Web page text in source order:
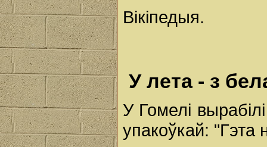
Вікіпедыя.
У лета - з
У Гомелі
упакоўкай: "Гэта